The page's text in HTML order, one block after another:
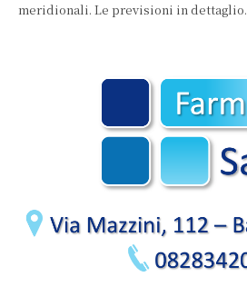
meridionali. Le previsioni in dettaglio.